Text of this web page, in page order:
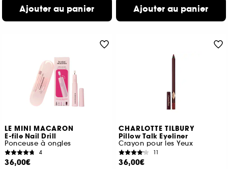
Ajouter au panier Ajouter au panier
LE MINI MACARON
E-file Nail Drill
Ponceuse à ongles
4
36,00€
CHARLOTTE TILBURY
Pillow Talk Eyeliner
Crayon pour les Yeux
11
36,00€